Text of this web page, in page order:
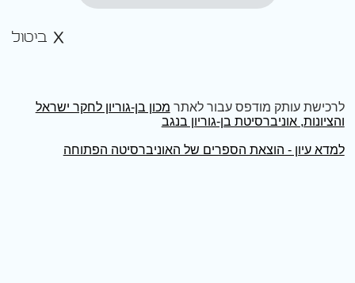
ביטול
לרכישת עותק מודפס עבור לאתר מכון בן-גוריון לחקר ישראל
והציונות, אוניברסיטת בן-גוריון בנגב
למדא עיון - הוצאת הספרים של האוניברסיטה הפתוחה